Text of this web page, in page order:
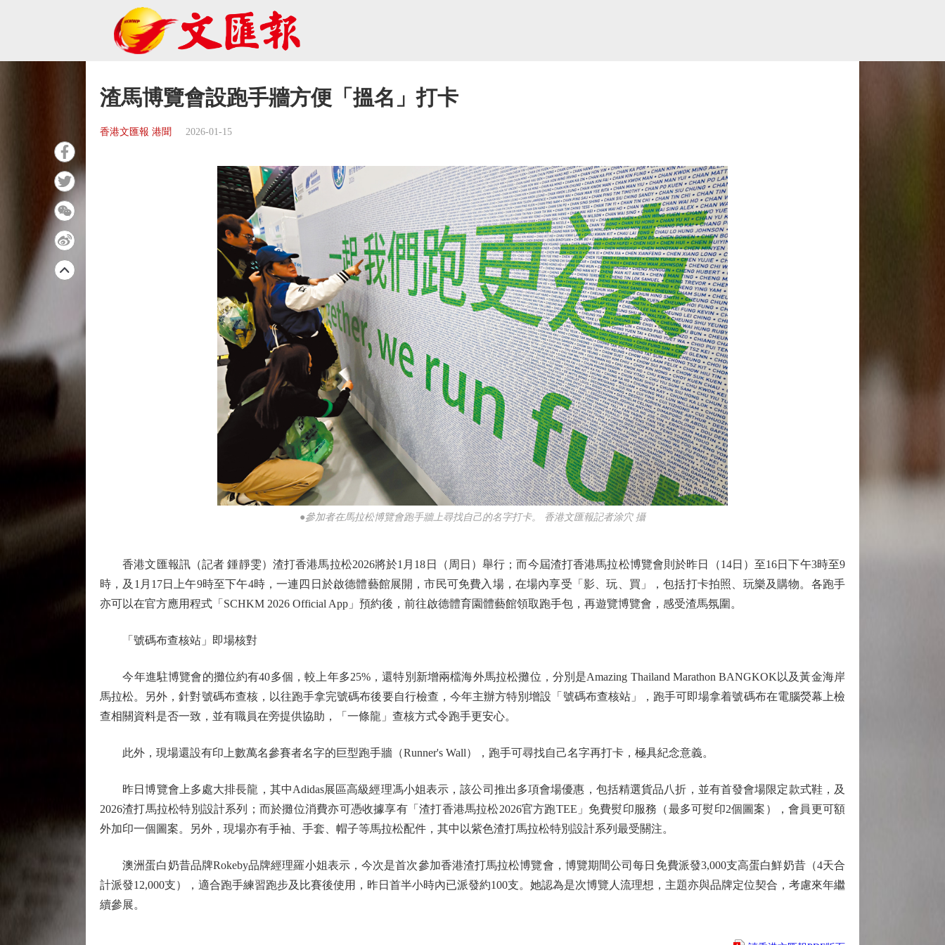
渣馬博覽會設跑手牆方便「搵名」打卡
香港文匯報 港聞 2026-01-15
●參加者在馬拉松博覽會跑手牆上尋找自己的名字打卡。 香港文匯報記者涂穴 攝
香港文匯報訊（記者 鍾靜雯）渣打香港馬拉松2026將於1月18日（周日）舉行；而今屆渣打香港馬拉松博覽會則於昨日（14日）至16日下午3時至9
時，及1月17日上午9時至下午4時，一連四日於啟德體藝館展開，市民可免費入場，在場內享受「影、玩、買」，包括打卡拍照、玩樂及購物。各跑手
亦可以在官方應用程式「SCHKM 2026 Official App」預約後，前往啟德體育園體藝館領取跑手包，再遊覽博覽會，感受渣馬氛圍。
「號碼布查核站」即場核對
今年進駐博覽會的攤位約有40多個，較上年多25%，還特別新增兩檔海外馬拉松攤位，分別是Amazing Thailand Marathon BANGKOK以及黃金海岸
馬拉松。另外，針對號碼布查核，以往跑手拿完號碼布後要自行檢查，今年主辦方特別增設「號碼布查核站」，跑手可即場拿着號碼布在電腦熒幕上檢
查相關資料是否一致，並有職員在旁提供協助，「一條龍」查核方式令跑手更安心。
此外，現場還設有印上數萬名參賽者名字的巨型跑手牆（Runner's Wall），跑手可尋找自己名字再打卡，極具紀念意義。
昨日博覽會上多處大排長龍，其中Adidas展區高級經理馮小姐表示，該公司推出多項會場優惠，包括精選貨品八折，並有首發會場限定款式鞋，及
2026渣打馬拉松特別設計系列；而於攤位消費亦可憑收據享有「渣打香港馬拉松2026官方跑TEE」免費熨印服務（最多可熨印2個圖案），會員更可額
外加印一個圖案。另外，現場亦有手袖、手套、帽子等馬拉松配件，其中以紫色渣打馬拉松特別設計系列最受關注。
澳洲蛋白奶昔品牌Rokeby品牌經理羅小姐表示，今次是首次參加香港渣打馬拉松博覽會，博覽期間公司每日免費派發3,000支高蛋白鮮奶昔（4天合
計派發12,000支），適合跑手練習跑步及比賽後使用，昨日首半小時內已派發約100支。她認為是次博覽人流理想，主題亦與品牌定位契合，考慮來年繼
續參展。